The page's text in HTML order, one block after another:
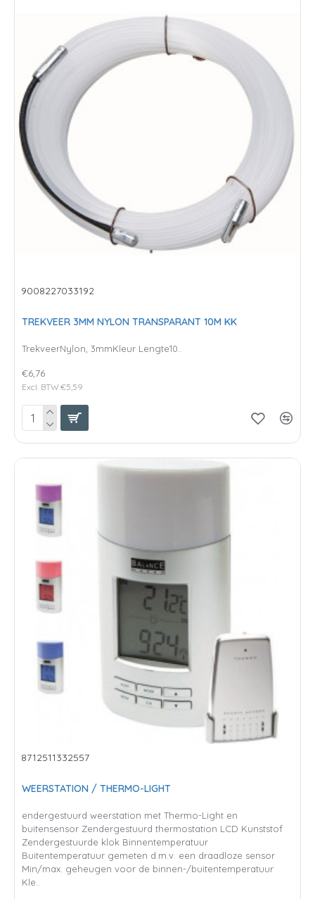
9008227033192
TREKVEER 3MM NYLON TRANSPARANT 10M KK
TrekveerNylon, 3mmKleur Lengte10..
€6,76
Excl. BTW:€5,59
8712511332557
WEERSTATION / THERMO-LIGHT
endergestuurd weerstation met Thermo-Light en
buitensensor Zendergestuurd thermostation LCD Kunststof
Zendergestuurde klok Binnentemperatuur
Buitentemperatuur gemeten d.m.v. een draadloze sensor
Min/max. geheugen voor de binnen-/buitentemperatuur
Kle..